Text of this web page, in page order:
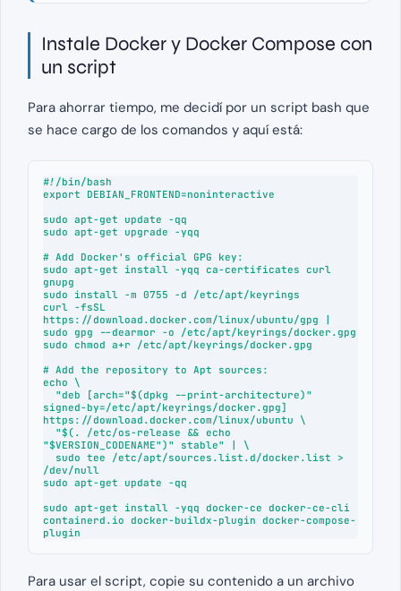
Instale Docker y Docker Compose con
un script
Para ahorrar tiempo, me decidí por un script bash que
se hace cargo de los comandos y aquí está:
#!/bin/bash
export DEBIAN_FRONTEND=noninteractive
sudo apt-get update -qq
sudo apt-get upgrade -yqq
# Add Docker's official GPG key:
sudo apt-get install -yqq ca-certificates curl
gnupg
sudo install -m 0755 -d /etc/apt/keyrings
curl -fsSL
https://download.docker.com/linux/ubuntu/gpg |
sudo gpg --dearmor -o /etc/apt/keyrings/docker.gpg
sudo chmod a+r /etc/apt/keyrings/docker.gpg
# Add the repository to Apt sources:
echo \
signed-by=/etc/apt/keyrings/docker.gpg]
https://download.docker.com/linux/ubuntu \
"$VERSION_CODENAME")" stable" | \
/dev/null
sudo apt-get update -qq
sudo apt-get install -yqq docker-ce docker-ce-cli
containerd.io docker-buildx-plugin docker-compose-
plugin
Para usar el script, copie su contenido a un archivo